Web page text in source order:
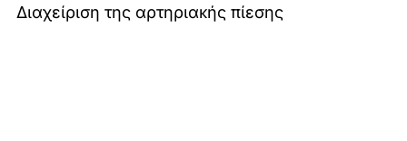
Διαχείριση της αρτηριακής πίεσης